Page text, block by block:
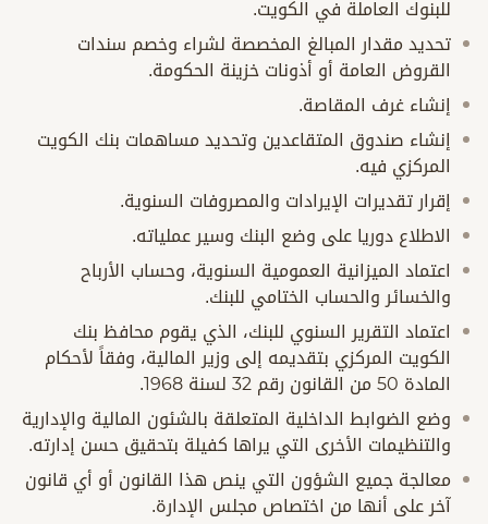
للبنوك العاملة في الكويت.
تحديد مقدار المبالغ المخصصة لشراء وخصم سندات
القروض العامة أو أذونات خزينة الحكومة.
إنشاء غرف المقاصة.
إنشاء صندوق المتقاعدين وتحديد مساهمات بنك الكويت
المركزي فيه.
إقرار تقديرات الإيرادات والمصروفات السنوية.
الاطلاع دوريا على وضع البنك وسير عملياته.
اعتماد الميزانية العمومية السنوية، وحساب الأرباح
والخسائر والحساب الختامي للبنك.
اعتماد التقرير السنوي للبنك، الذي يقوم محافظ بنك
الكويت المركزي بتقديمه إلى وزير المالية، وفقاً لأحكام
المادة 50 من القانون رقم 32 لسنة 1968.
وضع الضوابط الداخلية المتعلقة بالشئون المالية والإدارية
والتنظيمات الأخرى التي يراها كفيلة بتحقيق حسن إدارته.
معالجة جميع الشؤون التي ينص هذا القانون أو أي قانون
آخر على أنها من اختصاص مجلس الإدارة.